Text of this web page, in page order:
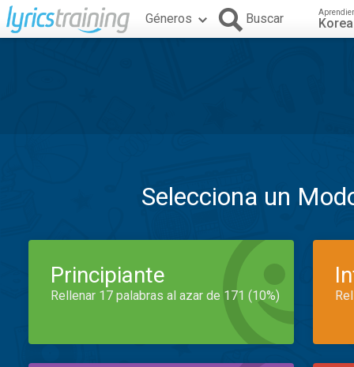
Géneros Buscar
Selecciona un
Principiante
Rellenar 17 palabras al azar de 171 (10%)